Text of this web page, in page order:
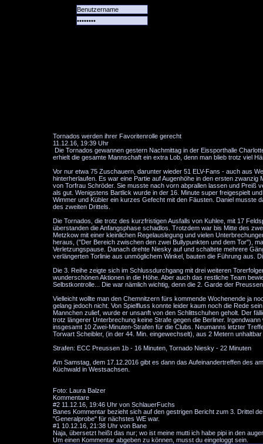
Tornados werden ihrer Favoritenrolle gerecht
11.12.16, 19:39 Uhr
Die Tornados gewannen gestern Nachmittag in der Eissporthalle
erhielt die gesamte Mannschaft ein extra Lob, denn man blieb trotz viel
Vor nur etwa 75 Zuschauern, darunter wieder 51 ELV-Fans - auch aus
hinterherlaufen. Es war eine Partie auf Augenhöhe in den ersten
von Torfrau Schröder. Sie musste nach vorn abprallen lassen und Preiß
als gut. Wenigstens Bartlick wurde in der 16. Minute super freigespielt
Wimmer und Kübler ein kurzes Gefecht mit den Fäusten. Daniel musste
des zweiten Drittels.
Die Tornados, die trotz des kurzfristigen Ausfalls von Kuhlee, mit 17
überstanden die Anfangsphase schadlos. Trotzdem war bis Mitte des
Metzkow mit einer kleinlichen Regelauslegung und vielen
heraus, ("Der Bereich zwischen den zwei Bullypunkten und dem Tor"),
Verletzungspause. Danach drehte Niesky auf und schaltete mehrere
verlängerten Torlinie aus unmöglichem Winkel, bauten die Führung
Die 3. Reihe zeigte sich im Schlussdurchgang mit drei weiteren
wunderschönen Aktionen in die Höhe. Aber auch das restliche Team
Selbstkontrolle... Die war nämlich wichtig, denn die 2. Garde der
Vielleicht wollte man den Chemnitzern fürs kommende Wochenende ja
gelang jedoch nicht. Von Spielfluss konnte leider kaum noch die Rede
Mannchen zulief, wurde er unsanft von den Schlittschuhen geholt. Der
trotz längerer Unterbrechung keine Strafe gegen die Berliner.
insgesamt 10 Zwei-Minuten-Strafen für die Clubs. Neumanns letzter
Torwart Scheibler, (in der 44. Min. eingewechselt), aus 2 Metern
Strafen: ECC Preussen 1b - 16 Minuten, Tornado Niesky - 22 Minuten
Am Samstag, dem 17.12.2016 gibt es dann das Aufeinandertreffen des
Küchwald in Westsachsen.
Foto: Laura Balzer
Kommentare
#2 11.12.16, 19:46 Uhr von SchlauerFuchs
Banes Kommentar bezieht sich auf den gestrigen Bericht zum 3. Drittel
"Generalprobe" für nächstes WE war.
#1 10.12.16, 21:38 Uhr von Bane
Naja, übersetzt heißt das nur; wo ist meine mutti ich habe pipi in den
Um einen Kommentar abgeben zu können, musst du eingeloggt sein.